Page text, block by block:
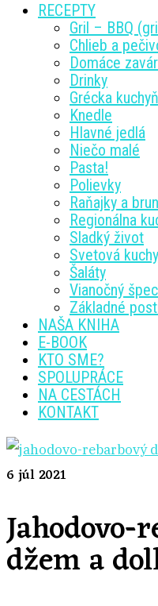
RECEPTY
Gril – BBQ
Chlieb a
Domáce
Drinky
Grécka
Knedle
Hlavné jedlá
Niečo malé
Pasta!
Polievky
Raňajky a
Regionálna
Sladký život
Svetová
Šaláty
Vianočný
Základné
NAŠA KNIHA
E-BOOK
KTO SME?
SPOLUPRÁCE
NA CESTÁCH
KONTAKT
6 júl 2021
Jahodovo-
džem a